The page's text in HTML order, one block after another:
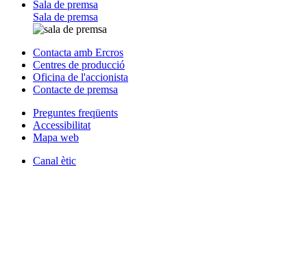
Sala de premsa
Sala de premsa
Contacta amb Ercros
Centres de producció
Oficina de l'accionista
Contacte de premsa
Preguntes freqüents
Accessibilitat
Mapa web
Canal ètic